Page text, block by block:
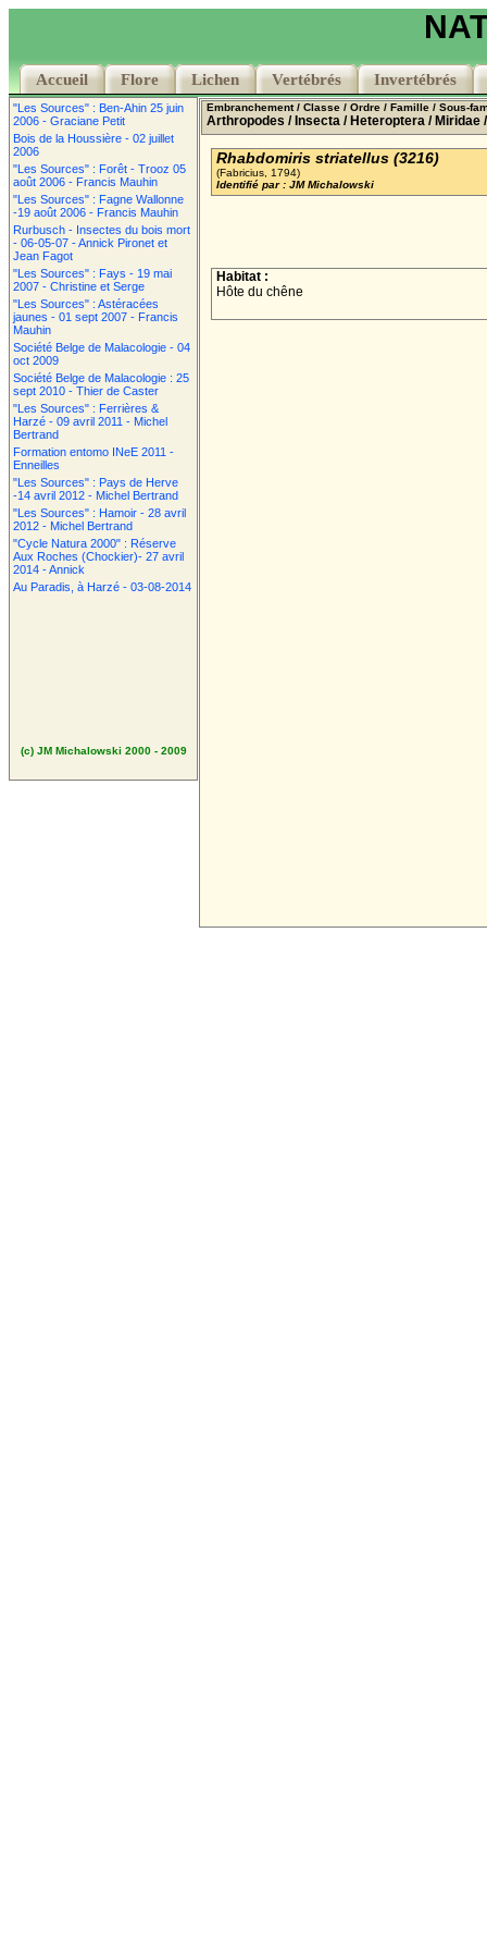
Accueil Flore Lichen Vertébrés Invertébrés
Accueil Flore Lichen Vertébrés Invertébrés
"Les Sources" : Ben-Ahin 25 juin
2006 - Graciane Petit
Bois de la Houssière - 02 juillet
2006
"Les Sources" : Forêt - Trooz 05
août 2006 - Francis Mauhin
"Les Sources" : Fagne Wallonne
-19 août 2006 - Francis Mauhin
Rurbusch - Insectes du bois mort
- 06-05-07 - Annick Pironet et
Jean Fagot
"Les Sources" : Fays - 19 mai
2007 - Christine et Serge
"Les Sources" : Astéracées
jaunes - 01 sept 2007 - Francis
Mauhin
Société Belge de Malacologie - 04
oct 2009
Société Belge de Malacologie : 25
sept 2010 - Thier de Caster
"Les Sources" : Ferrières &
Harzé - 09 avril 2011 - Michel
Bertrand
Formation entomo INeE 2011 -
Enneilles
"Les Sources" : Pays de Herve
-14 avril 2012 - Michel Bertrand
"Les Sources" : Hamoir - 28 avril
2012 - Michel Bertrand
"Cycle Natura 2000" : Réserve
Aux Roches (Chockier)- 27 avril
2014 - Annick
Au Paradis, à Harzé - 03-08-2014
(c) JM Michalowski 2000 - 2009
Embranchement/ Classe / Ordre / Famille / Sous-
Arthropodes / Insecta / Heteroptera / Miridae
Rhabdomiris striatellus (3216)
(Fabricius, 1794)
Identifié par : JM Michalowski
Habitat :
Hôte du chêne